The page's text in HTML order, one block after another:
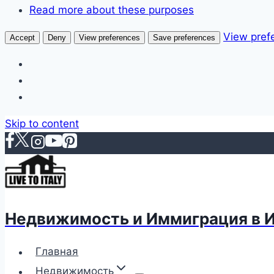
Read more about these purposes
Accept Deny View preferences Save preferences View
Skip to content
Недвижимость и Иммиграция в
Главная
Недвижимость